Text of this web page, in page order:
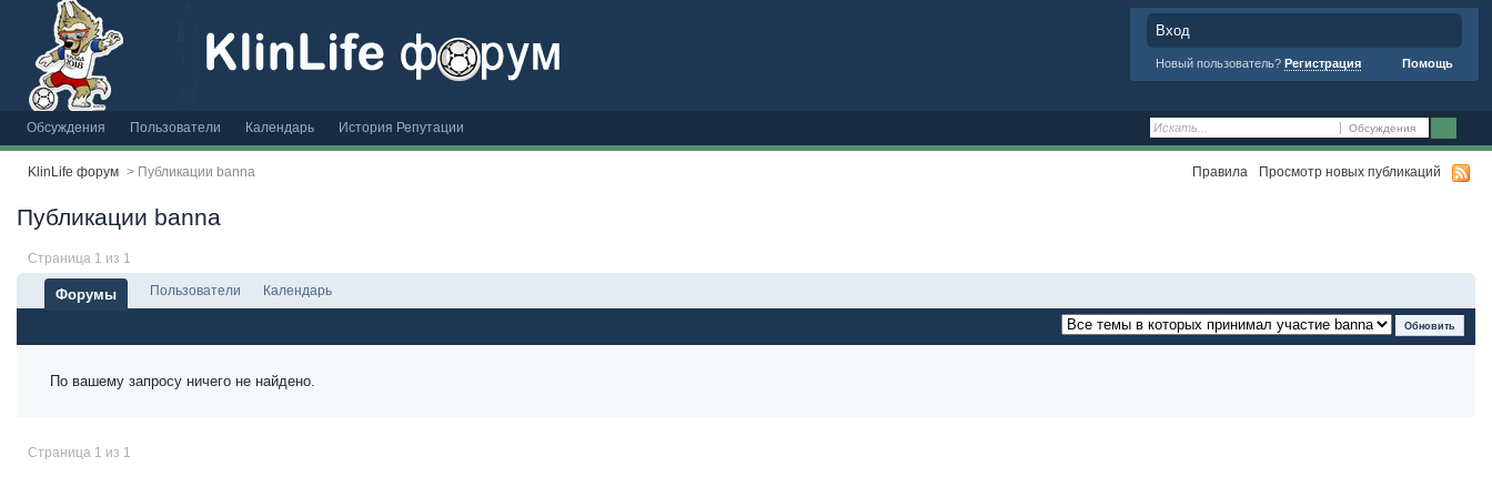
Вход
Новый пользователь? Регистрация Помощь
Обсуждения
Обсуждения Пользователи Календарь История Репутации
KlinLife форум > Публикации banna Правила Просмотр новых публикаций
Публикации banna
Страница 1 из 1
Форумы Пользователи Календарь
По вашему запросу ничего не найдено.
Страница 1 из 1